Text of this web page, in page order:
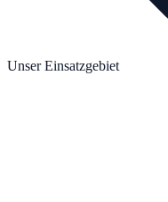
Unser Einsatzgebiet